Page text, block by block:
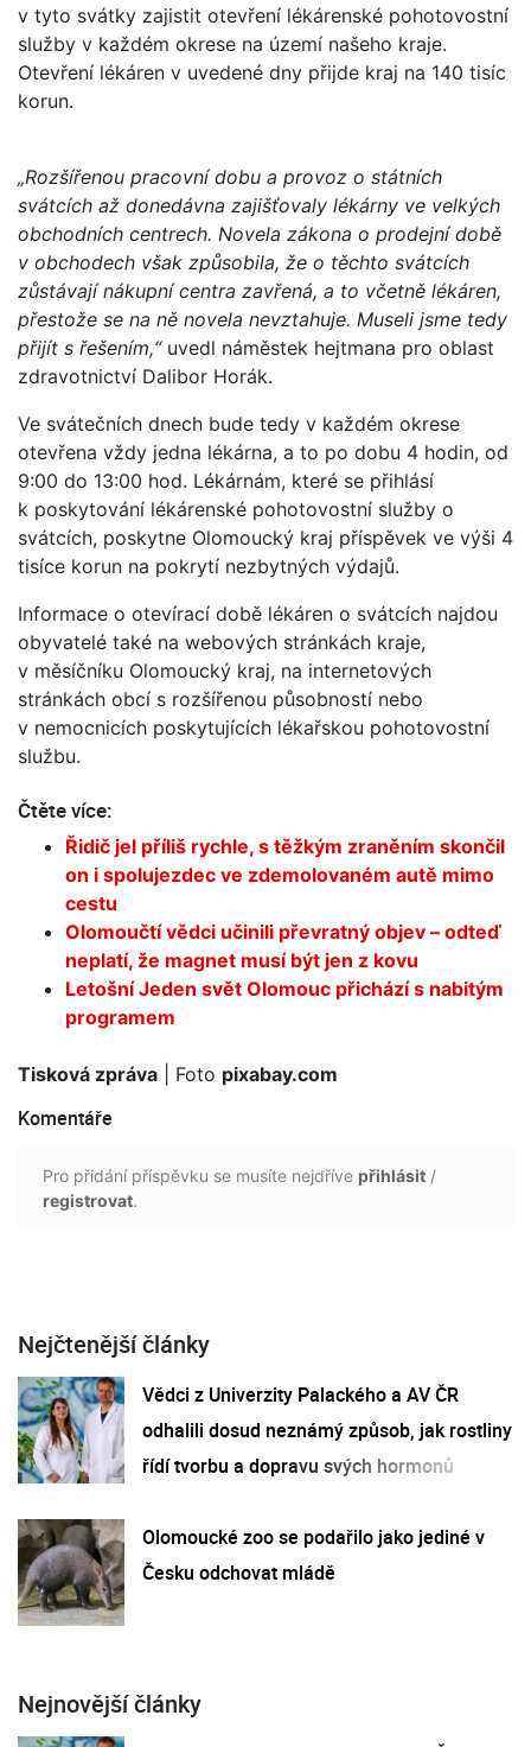
v tyto svátky zajistit otevření lékárenské pohotovostní
služby v každém okrese na území našeho kraje.
Otevření lékáren v uvedené dny přijde kraj na 140 tisíc
korun.
„Rozšířenou pracovní dobu a provoz o státních
svátcích až donedávna zajišťovaly lékárny ve velkých
obchodních centrech. Novela zákona o prodejní době
v obchodech však způsobila, že o těchto svátcích
zůstávají nákupní centra zavřená, a to včetně lékáren,
přestože se na ně novela nevztahuje. Museli jsme tedy
přijít s řešením,“uvedl náměstek hejtmana pro oblast
zdravotnictví Dalibor Horák.
Ve svátečních dnech bude tedy v každém okrese
otevřena vždy jedna lékárna, a to po dobu 4 hodin, od
9:00 do 13:00 hod. Lékárnám, které se přihlásí
k poskytování lékárenské pohotovostní služby o
svátcích, poskytne Olomoucký kraj příspěvek ve výši 4
tisíce korun na pokrytí nezbytných výdajů.
Informace o otevírací době lékáren o svátcích najdou
obyvatelé také na webových stránkách kraje,
v měsíčníku Olomoucký kraj, na internetových
stránkách obcí s rozšířenou působností nebo
v nemocnicích poskytujících lékařskou pohotovostní
službu.
Čtěte více:
Řidič jel příliš rychle, s těžkým zraněním skončil
on i spolujezdec ve zdemolovaném autě mimo
cestu
Olomoučtí vědci učinili převratný objev – odteď
neplatí, že magnet musí být jen z kovu
Letošní Jeden svět Olomouc přichází s nabitým
programem
Tisková zpráva | Foto pixabay.com
Komentáře
Pro přidání příspěvku se musíte nejdříve přihlásit /
registrovat.
Nejčtenější články
Vědci z Univerzity Palackého a AV ČR
odhalili dosud neznámý způsob, jak rostliny
řídí tvorbu a dopravu svých hormonů
Olomoucké zoo se podařilo jako jediné v
Česku odchovat mládě
Nejnovější články